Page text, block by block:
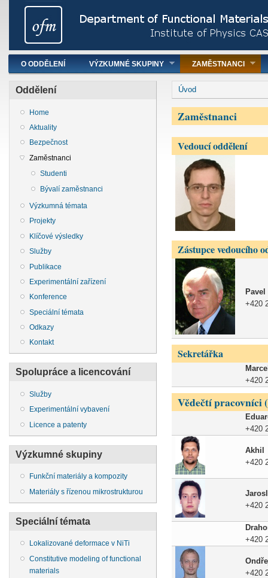
Hlavní menu
O ODDĚLENÍ VÝZKUMNÉ SKUPINY ZAMĚSTNANCI
Oddělení
Home
Aktuality
Bezpečnost
Zaměstnanci
Studenti
Bývalí zaměstnanci
Výzkumná témata
Projekty
Klíčové výsledky
Služby
Publikace
Experimentální zařízení
Konference
Speciální témata
Odkazy
Kontakt
Spolupráce a licencování
Služby
Experimentální vybavení
Licence a patenty
Výzkumné skupiny
Funkční materiály a kompozity
Materiály s řízenou mikrostrukturou
Speciální témata
Lokalizované deformace v NiTi
Constitutive modeling of functional
materials
You are here
Úvod
Zaměstnanci
Vedoucí oddělení
Zástupce vedoucího
+420
Sekretářka
+420
Vědečtí pracovníci
+420
Akhil
+420
+420
+420
+420